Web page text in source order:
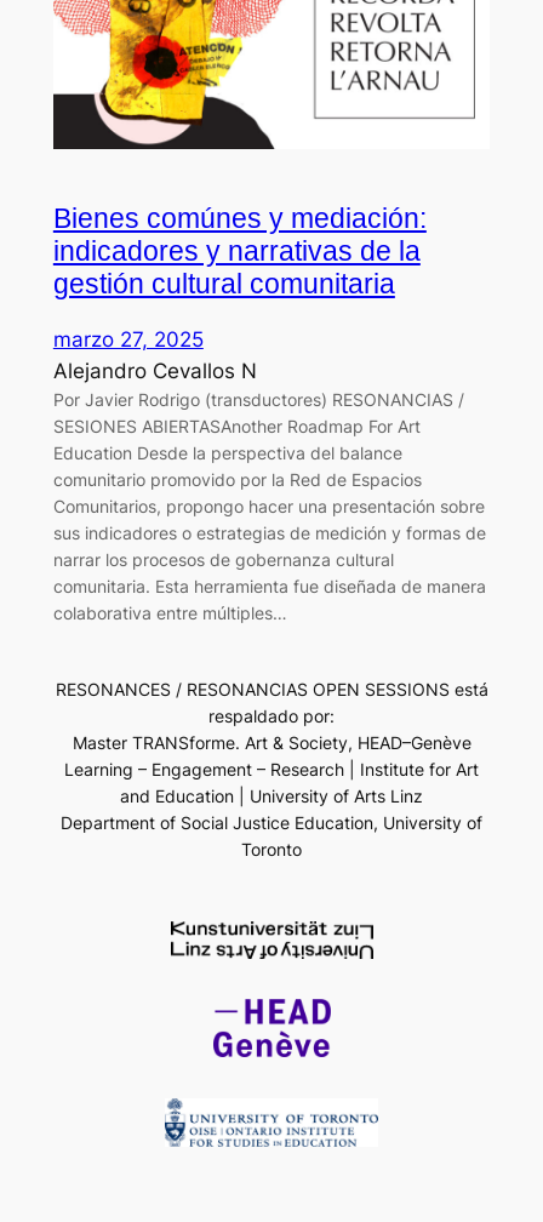
Bienes comúnes y mediación:
indicadores y narrativas de la
gestión cultural comunitaria
marzo 27, 2025
Alejandro Cevallos N
Por Javier Rodrigo (transductores) RESONANCIAS /
SESIONES ABIERTASAnother Roadmap For Art
Education Desde la perspectiva del balance
comunitario promovido por la Red de Espacios
Comunitarios, propongo hacer una presentación sobre
sus indicadores o estrategias de medición y formas de
narrar los procesos de gobernanza cultural
comunitaria. Esta herramienta fue diseñada de manera
colaborativa entre múltiples…
RESONANCES / RESONANCIAS OPEN SESSIONS está
respaldado por:
Master TRANSforme. Art & Society, HEAD–Genève
Learning – Engagement – Research | Institute for Art
and Education | University of Arts Linz
Department of Social Justice Education, University of
Toronto